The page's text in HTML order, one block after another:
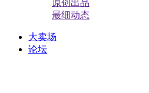
原创出品
最细动态
大卖场
论坛